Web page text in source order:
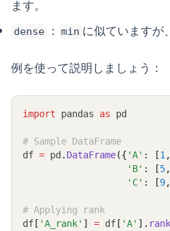
ます。
dense ： min に似ていますが
例を使って説明しましょう：
import pandas as pd
# Sample DataFrame
df = pd . DataFrame({ 'A' : [1,
'B' : [5,
'C' : [9,
# Applying rank
df [ 'A_rank' ] = df [ 'A' ]. rank